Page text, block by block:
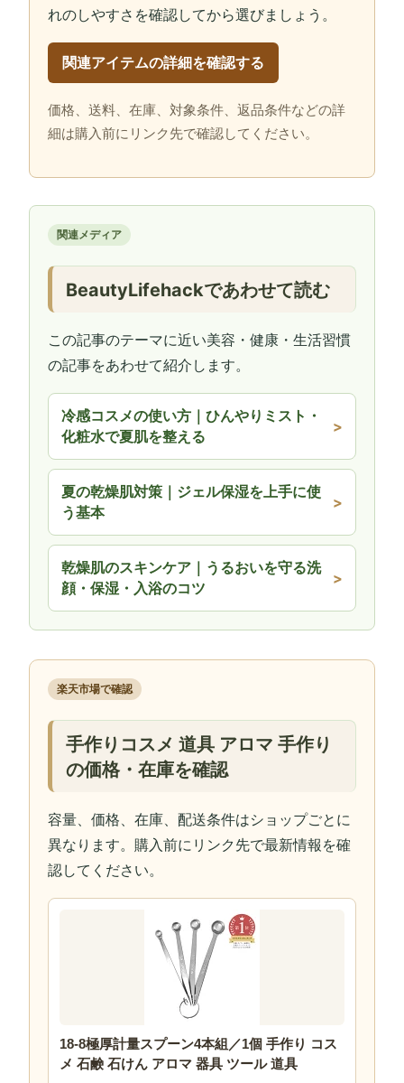
れのしやすさを確認してから選びましょう。
関連アイテムの詳細を確認する
価格、送料、在庫、対象条件、返品条件などの詳
細は購入前にリンク先で確認してください。
関連メディア
BeautyLifehackであわせて読む
この記事のテーマに近い美容・健康・生活習慣
の記事をあわせて紹介します。
冷感コスメの使い方｜ひんやりミスト・
化粧水で夏肌を整える
夏の乾燥肌対策｜ジェル保湿を上手に使
う基本
乾燥肌のスキンケア｜うるおいを守る洗
顔・保湿・入浴のコツ
楽天市場で確認
手作りコスメ 道具 アロマ 手作り
の価格・在庫を確認
容量、価格、在庫、配送条件はショップごとに
異なります。購入前にリンク先で最新情報を確
認してください。
18-8極厚計量スプーン4本組／1個 手作り コス
メ 石鹸 石けん アロマ 器具 ツール 道具